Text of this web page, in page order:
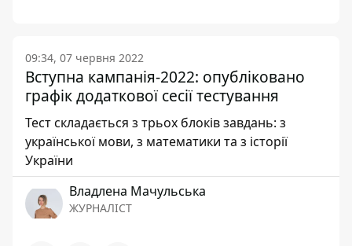
09:34, 07 червня 2022
Вступна кампанія-2022: опубліковано
графік додаткової сесії тестування
Тест складається з трьох блоків завдань: з
української мови, з математики та з історії
України
Владлена Мачульська
ЖУРНАЛІСТ